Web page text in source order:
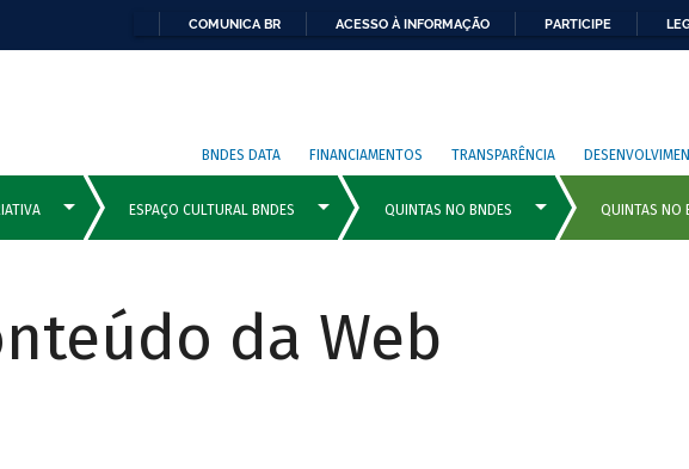
COMUNICA BR ACESSO À INFORMAÇÃO PARTICIPE
BNDES DATA FINANCIAMENTOS TRANSPARÊNCIA
da Web